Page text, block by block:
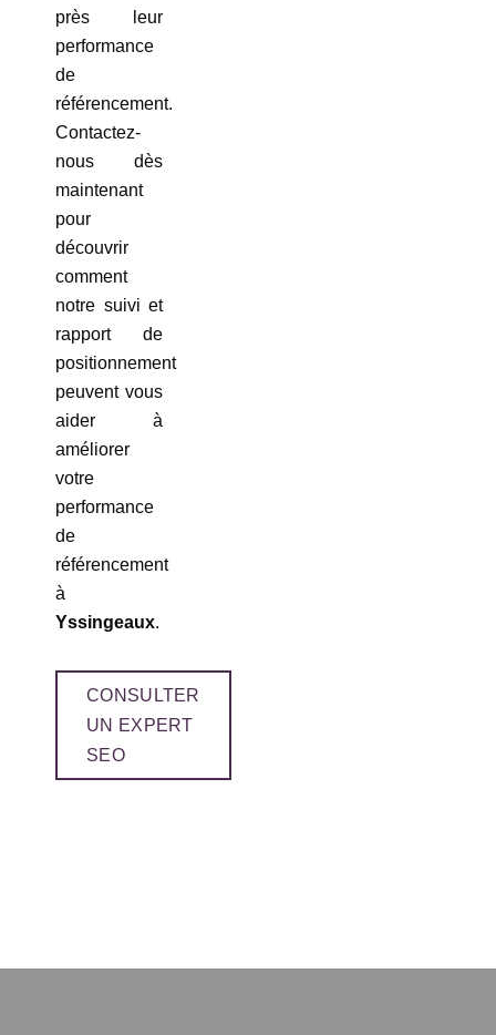
près leur
performance
de
référencement.
Contactez-
nous dès
maintenant
pour
découvrir
comment
notre suivi et
rapport de
positionnement
peuvent vous
aider à
améliorer
votre
performance
de
référencement
à
Yssingeaux.
CONSULTER
UN EXPERT
SEO